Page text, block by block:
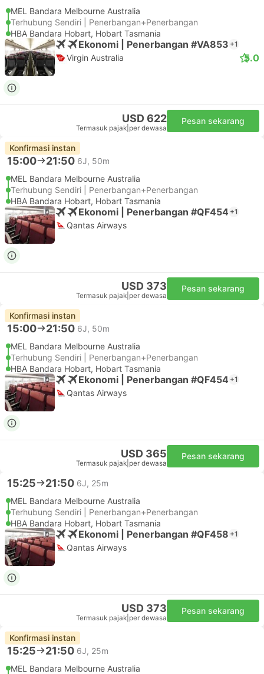
MEL Bandara Melbourne Australia
Terhubung Sendiri | Penerbangan+Penerbangan
HBA Bandara Hobart, Hobart Tasmania
Ekonomi | Penerbangan #VA853 +1
Virgin Australia 5.0
USD 622
Termasuk pajak per dewasa
Pesan sekarang
Konfirmasi instan
15:00 21:50 6J, 50m
MEL Bandara Melbourne Australia
Terhubung Sendiri | Penerbangan+Penerbangan
HBA Bandara Hobart, Hobart Tasmania
Ekonomi | Penerbangan #QF454 +1
Qantas Airways
USD 373
Termasuk pajak per dewasa
Pesan sekarang
Konfirmasi instan
15:00 21:50 6J, 50m
MEL Bandara Melbourne Australia
Terhubung Sendiri | Penerbangan+Penerbangan
HBA Bandara Hobart, Hobart Tasmania
Ekonomi | Penerbangan #QF454 +1
Qantas Airways
USD 365
Termasuk pajak per dewasa
Pesan sekarang
15:25 21:50 6J, 25m
MEL Bandara Melbourne Australia
Terhubung Sendiri | Penerbangan+Penerbangan
HBA Bandara Hobart, Hobart Tasmania
Ekonomi | Penerbangan #QF458 +1
Qantas Airways
USD 373
Termasuk pajak per dewasa
Pesan sekarang
Konfirmasi instan
15:25 21:50 6J, 25m
MEL Bandara Melbourne Australia